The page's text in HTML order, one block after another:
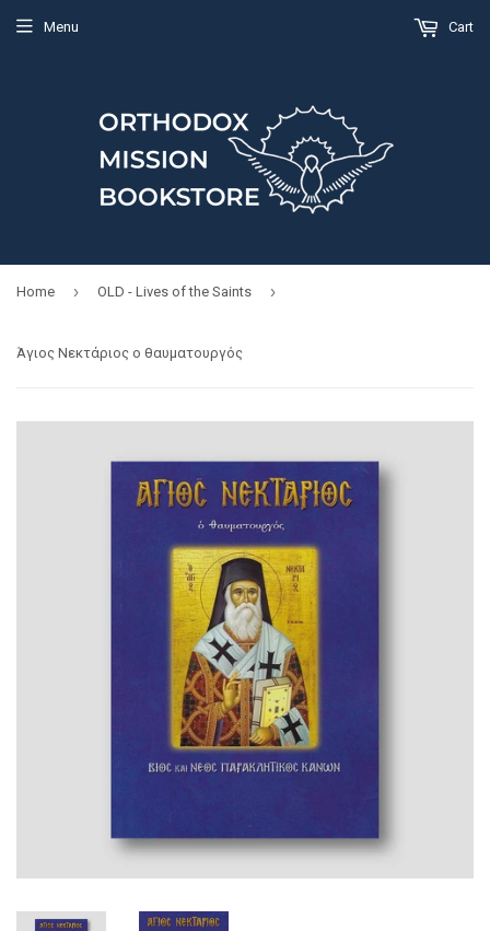
Menu Cart
Home › OLD - Lives of the Saints ›
Άγιος Νεκτάριος ο θαυματουργός